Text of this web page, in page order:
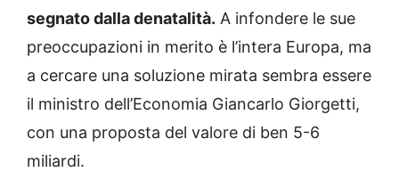
segnato dalla denatalità. A infondere le sue
preoccupazioni in merito è l’intera Europa, ma
a cercare una soluzione mirata sembra essere
il ministro dell’Economia Giancarlo Giorgetti,
con una proposta del valore di ben 5-6
miliardi.